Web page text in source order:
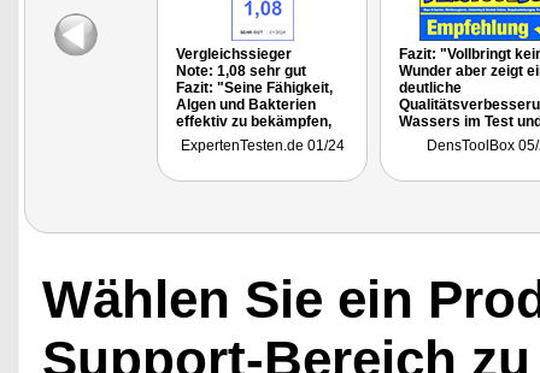
Vergleichssieger
Note: 1,08 sehr gut
Fazit: "Seine Fähigkeit,
Algen und Bakterien
effektiv zu bekämpfen,
verbesserte die
Wasseroualität meines
auch die Haut schont."
ExpertenTesten.de 01/24
Fazit: "Vollbringt
Wunder aber zeigt
deutliche
Wassers im Test
mit deutlich weniger
Chemie und Chlor."
DensToolBox
Wählen Sie ein
Support-Bereich